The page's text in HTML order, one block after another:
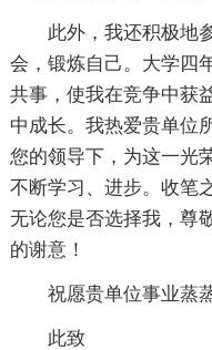
此外，我还积极地
会，锻炼自己。大学四
共事，使我在竞争中获
中成长。我热爱贵单位
您的领导下，为这一光
不断学习、进步。收笔
无论您是否选择我，尊
的谢意！
祝愿贵单位事业蒸
此致